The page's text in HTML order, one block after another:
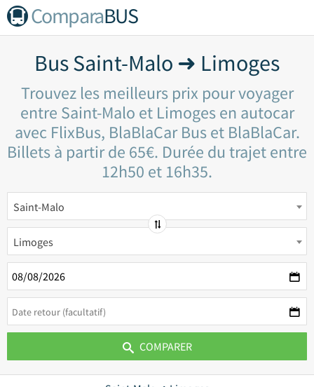
ComparaBUS
Bus Saint-Malo ➜ Limoges
Trouvez les meilleurs prix pour voyager
entre Saint-Malo et Limoges en autocar
avec FlixBus, BlaBlaCar Bus et BlaBlaCar.
Billets à partir de 65€. Durée du trajet entre
12h50 et 16h35.
Saint-Malo
Limoges
COMPARER